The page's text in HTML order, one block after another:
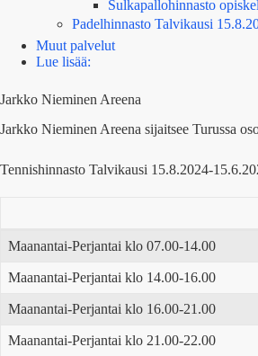
Sulkapallohinnasto
Padelhinnasto Talvikausi
Muut palvelut
Lue lisää:
Jarkko Nieminen Areena
Jarkko Nieminen Areena sijaitsee Turussa
Tennishinnasto Talvikausi 15.8.2024-
Maanantai-Perjantai klo 07.00-14.00
Maanantai-Perjantai klo 14.00-16.00
Maanantai-Perjantai klo 16.00-21.00
Maanantai-Perjantai klo 21.00-22.00